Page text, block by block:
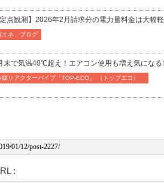
定点観測】2026年2月請求分の電力量料金は大幅
エネ ブログ
末で気温40℃超え！エアコン使用も増え気にな
媒リアクターパイプ「TOP-ECO」 （トップエコ）
: